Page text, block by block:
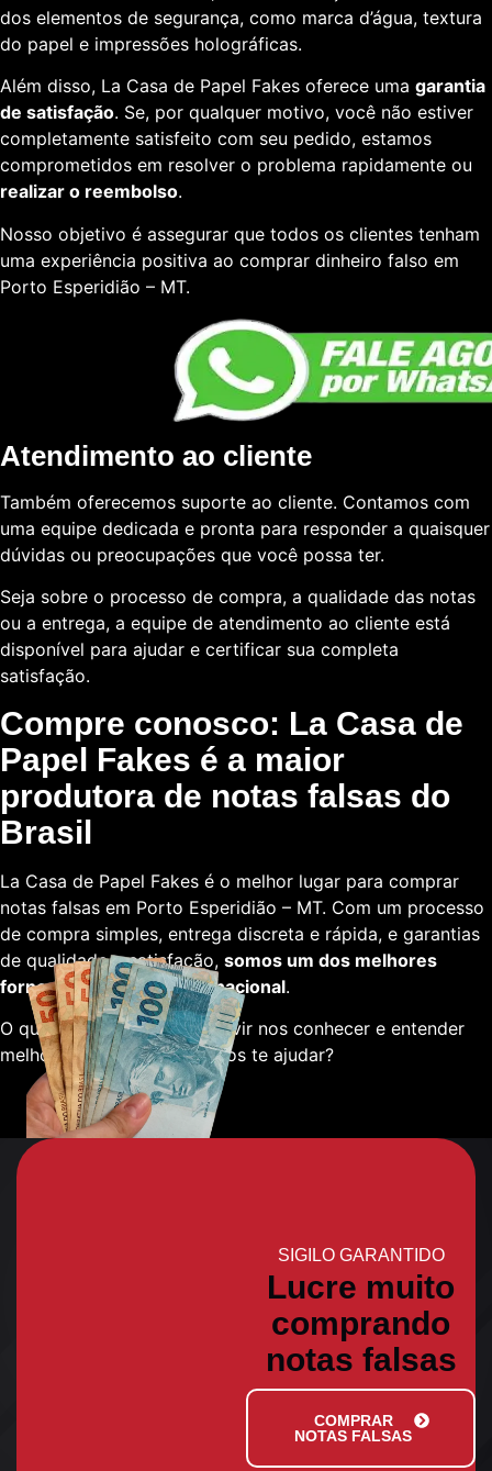
dos elementos de segurança, como marca d’água, textura
do papel e impressões holográficas.
Além disso, La Casa de Papel Fakes oferece uma garantia
de satisfação. Se, por qualquer motivo, você não estiver
completamente satisfeito com seu pedido, estamos
comprometidos em resolver o problema rapidamente ou
realizar o reembolso.
Nosso objetivo é assegurar que todos os clientes tenham
uma experiência positiva ao comprar dinheiro falso em
Porto Esperidião – MT.
Atendimento ao cliente
Também oferecemos suporte ao cliente. Contamos com
uma equipe dedicada e pronta para responder a quaisquer
dúvidas ou preocupações que você possa ter.
Seja sobre o processo de compra, a qualidade das notas
ou a entrega, a equipe de atendimento ao cliente está
disponível para ajudar e certificar sua completa
satisfação.
Compre conosco: La Casa de
Papel Fakes é a maior
produtora de notas falsas do
Brasil
La Casa de Papel Fakes é o melhor lugar para comprar
notas falsas em Porto Esperidião – MT. Com um processo
de compra simples, entrega discreta e rápida, e garantias
de qualidade e satisfação, somos um dos melhores
fornecedores em escala nacional.
O que está esperando para vir nos conhecer e entender
melhor sobre como podemos te ajudar?
SIGILO GARANTIDO
Lucre muito
comprando
notas falsas
COMPRAR
NOTAS FALSAS